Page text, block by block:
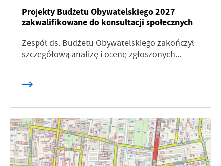
Projekty Budżetu Obywatelskiego 2027
zakwalifikowane do konsultacji społecznych
Zespół ds. Budżetu Obywatelskiego zakończył
szczegółową analizę i ocenę zgłoszonych...